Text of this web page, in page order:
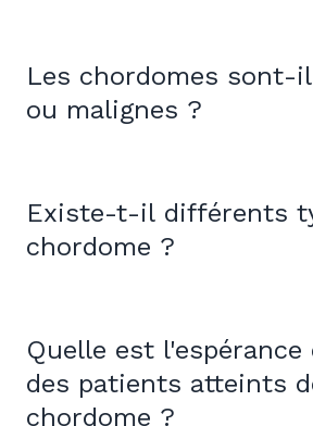
Les chordomes sont-
ou malignes ?
Existe-t-il différents
chordome ?
Quelle est l'espérance
des patients atteints
chordome ?